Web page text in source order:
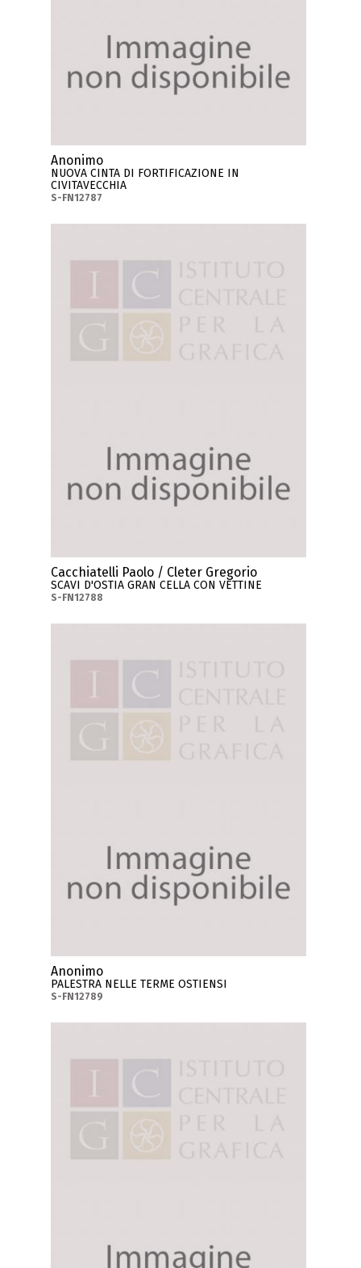
Anonimo
NUOVA CINTA DI FORTIFICAZIONE IN
CIVITAVECCHIA
S-FN12787
Cacchiatelli Paolo / Cleter Gregorio
SCAVI D'OSTIA GRAN CELLA CON VETTINE
S-FN12788
Anonimo
PALESTRA NELLE TERME OSTIENSI
S-FN12789